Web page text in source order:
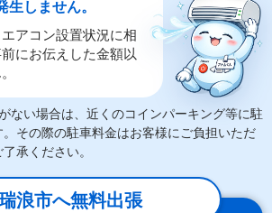
しません。
アコン設置状況に相
にお伝えした金額以
ない場合は、近くのコインパーキング等に駐
その際の駐車料金はお客様にご負担いただ
承ください。
浪市へ無料出張